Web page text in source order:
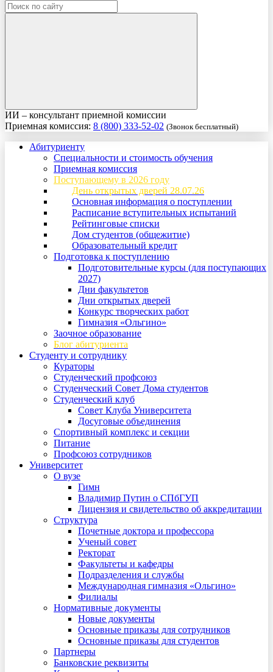
ИИ – консультант приемной комиссии
Приемная комиссия: 8 (800) 333-52-02 (Звонок бесплатный)
Абитуриенту
Специальности и стоимость обучения
Приемная комиссия
Поступающему в 2026 году
День открытых дверей 28.07.26
Основная информация о поступлении
Расписание вступительных испытаний
Рейтинговые списки
Дом студентов (общежитие)
Образовательный кредит
Подготовка к поступлению
Подготовительные курсы (для поступающих
2027)
Дни факультетов
Дни открытых дверей
Конкурс творческих работ
Гимназия «Ольгино»
Заочное образование
Блог абитуриента
Студенту и сотруднику
Кураторы
Студенческий профсоюз
Студенческий Совет Дома студентов
Студенческий клуб
Совет Клуба Университета
Досуговые объединения
Спортивный комплекс и секции
Питание
Профсоюз сотрудников
Университет
О вузе
Гимн
Владимир Путин о СПбГУП
Лицензия и свидетельство об аккредитации
Структура
Почетные доктора и профессора
Ученый совет
Ректорат
Факультеты и кафедры
Подразделения и службы
Международная гимназия «Ольгино»
Филиалы
Нормативные документы
Новые документы
Основные приказы для сотрудников
Основные приказы для студентов
Партнеры
Банковские реквизиты